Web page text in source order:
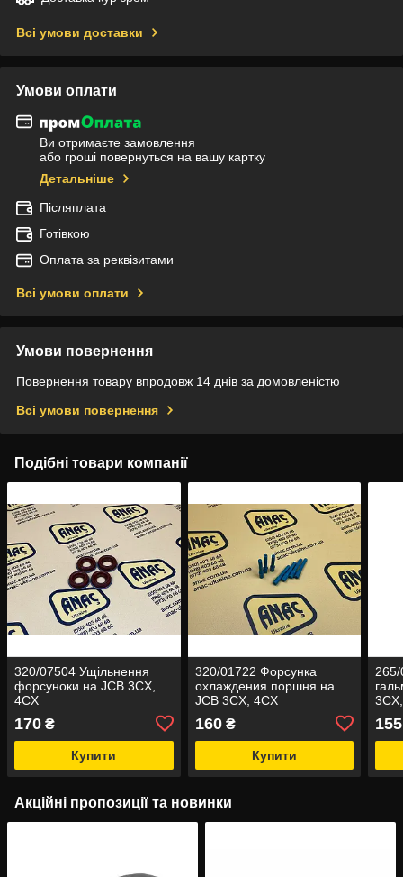
Всі умови доставки
Умови оплати
Ви отримаєте замовлення
або гроші повернуться на вашу картку
Детальніше
Післяплата
Готівкою
Оплата за реквізитами
Всі умови оплати
Умови повернення
Повернення товару впродовж 14 днів за домовленістю
Всі умови повернення
Подібні товари компанії
320/07504 Ущільнення
форсуноки на JCB 3CX,
4CX
170 ₴
Купити
320/01722 Форсунка
охлаждения поршня на
JCB 3CX, 4CX
160₴
Купити
155
Акційні пропозиції та новинки